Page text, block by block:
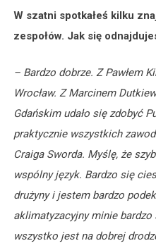
W szatni spotkałeś kilku
zespołów. Jak się
– Bardzo dobrze. Z Pawłem
Wrocław. Z Marcinem
Gdańskim udało się zdobyć
praktycznie wszystkich
Craiga Sworda. Myślę, że
wspólny język. Bardzo się
drużyny i jestem bardzo
aklimatyzacyjny minie bardzo
wszystko jest na dobrej